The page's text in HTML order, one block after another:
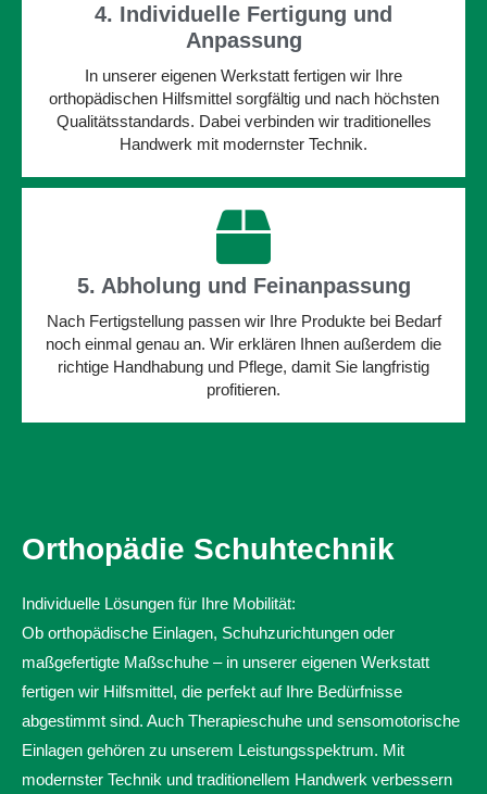
4. Individuelle Fertigung und
Anpassung
In unserer eigenen Werkstatt fertigen wir Ihre
orthopädischen Hilfsmittel sorgfältig und nach höchsten
Qualitätsstandards. Dabei verbinden wir traditionelles
Handwerk mit modernster Technik.
5. Abholung und Feinanpassung
Nach Fertigstellung passen wir Ihre Produkte bei Bedarf
noch einmal genau an. Wir erklären Ihnen außerdem die
richtige Handhabung und Pflege, damit Sie langfristig
profitieren.
Orthopädie Schuhtechnik
Individuelle Lösungen für Ihre Mobilität:
Ob orthopädische Einlagen, Schuhzurichtungen oder
maßgefertigte Maßschuhe – in unserer eigenen Werkstatt
fertigen wir Hilfsmittel, die perfekt auf Ihre Bedürfnisse
abgestimmt sind. Auch Therapieschuhe und sensomotorische
Einlagen gehören zu unserem Leistungsspektrum. Mit
modernster Technik und traditionellem Handwerk verbessern